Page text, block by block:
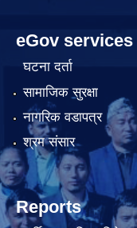
eGov services
घटना दर्ता
सामाजिक सुरक्षा
नागरिक वडापत्र
श्रम संसार
Reports